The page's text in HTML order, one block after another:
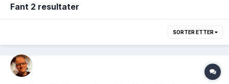
Fant 2 resultater
SORTER ETTER